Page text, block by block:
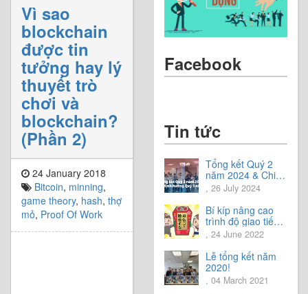
Vì sao
blockchain
được tin
tưởng hay lý
thuyết trò
chơi và
blockchain?
(Phần 2)
24 January 2018
Bitcoin, minning,
game theory, hash, thợ
mỏ, Proof Of Work
Facebook
Tin tức
Tổng kết Quý 2
năm 2024 & Chia
sẻ định hướng
Quý 3 năm 2024
, 26 July 2024
Bí kíp nâng cao
trình độ giao tiếp
tiếng Nhật.
, 24 June 2022
Lễ tổng kết năm
2020!
, 04 March 2021